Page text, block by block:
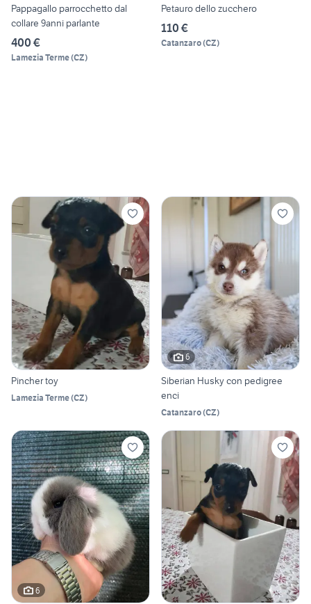
Pappagallo parrocchetto dal
collare 9anni parlante
400 €
Lamezia Terme(CZ)
Petauro dello zucchero
110 €
Catanzaro(CZ)
Pincher toy
Lamezia Terme(CZ)
6
Siberian Husky con pedigree
enci
Catanzaro(CZ)
6